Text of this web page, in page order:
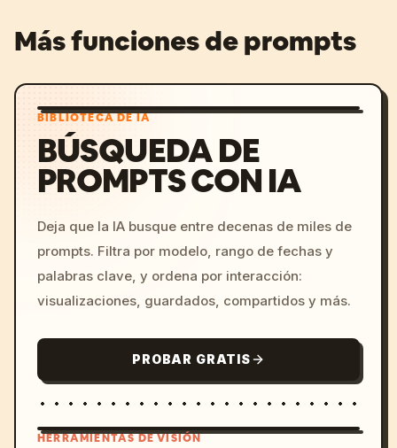
Más funciones de prompts
BIBLIOTECA DE IA
BÚSQUEDA DE
PROMPTS CON IA
Deja que la IA busque entre decenas de miles de
prompts. Filtra por modelo, rango de fechas y
palabras clave, y ordena por interacción:
visualizaciones, guardados, compartidos y más.
PROBAR GRATIS
HERRAMIENTAS DE VISIÓN